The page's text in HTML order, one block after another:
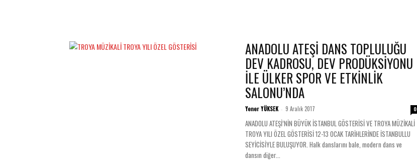
ANADOLU ATEŞİ DANS TOPLULUĞU
DEV KADROSU, DEV PRODÜKSİYONU
İLE ÜLKER SPOR VE ETKİNLİK
SALONU’NDA
Yener YÜKSEK - 9 Aralık 2017 0
ANADOLU ATEŞİ’NİN BÜYÜK İSTANBUL GÖSTERİSİ VE TROYA MÜZİKALİ
TROYA YILI ÖZEL GÖSTERİSİ 12-13 OCAK TARİHLERİNDE İSTANBULLU
SEYİCİSİYLE BULUŞUYOR. Halk danslarını bale, modern dans ve
dansın diğer...